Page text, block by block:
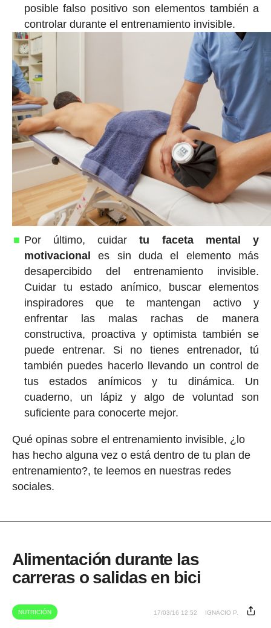
posible falso positivo son elementos también a
controlar durante el entrenamiento invisible.
Por último, cuidartu faceta mental y
motivacional es sin duda el elemento más
desapercibido del entrenamiento invisible.
Cuidar tu estado anímico, buscar elementos
inspiradores que te mantengan activo y
enfrentar las malas rachas de manera
constructiva, proactiva y optimista también se
puede entrenar. Si no tienes entrenador, tú
también puedes hacerlo llevando un control de
tus estados anímicos y tu dinámica. Un
cuaderno, un lápiz y algo de voluntad son
suficiente para conocerte mejor.
Qué opinas sobre el entrenamiento invisible, ¿lo
has hecho alguna vez o está dentro de tu plan de
entrenamiento?, te leemos en nuestras redes
sociales.
Alimentación durante las
carreras o salidas en bici
NUTRICIÓN 17/03/16 12:52 IGNACIO P.